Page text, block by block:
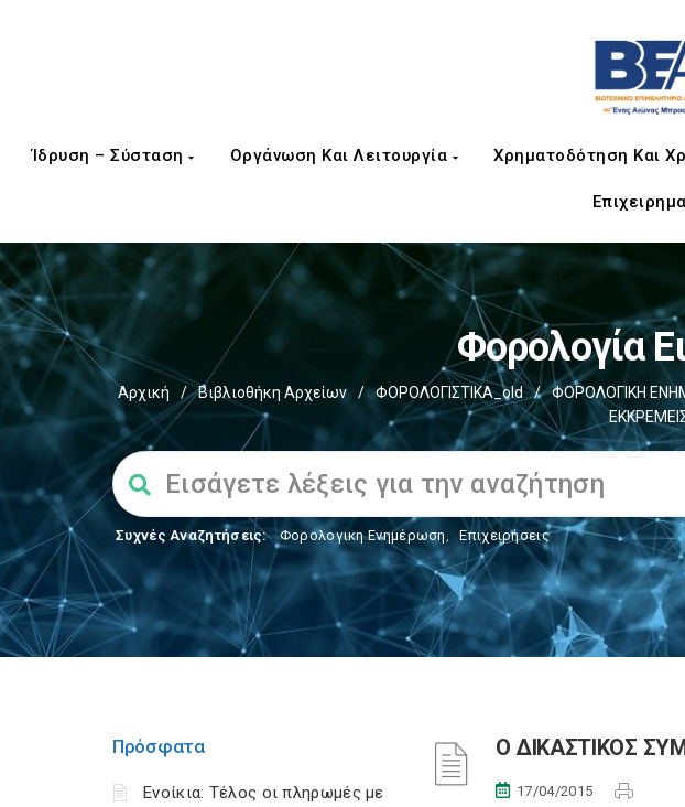
Ίδρυση – Σύσταση Οργάνωση Και Λειτουργία Χρηματοδότηση Και
Φορολογία
Αρχική / Βιβλιοθήκη Αρχείων / ΦΟΡΟΛΟΓΙΣΤΙΚΑ_old / ΦΟΡΟΛΟΓΙΚΗ
Συχνές Αναζητήσεις: Φορολογικη Ενημέρωση, Επιχειρήσεις
Πρόσφατα
Ενοίκια: Τέλος οι πληρωμές με
Ο ΔΙΚΑΣΤΙΚΟΣ
17/04/2015